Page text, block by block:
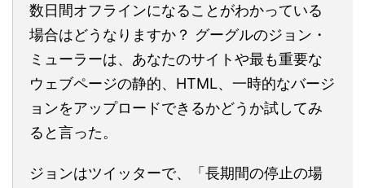
数日間オフラインになることがわかっている
場合はどうなりますか？ グーグルのジョン・
ミューラーは、あなたのサイトや最も重要な
ウェブページの静的、HTML、一時的なバージ
ョンをアップロードできるかどうか試してみ
ると言った。
ジョンはツイッターで、「長期間の停止の場